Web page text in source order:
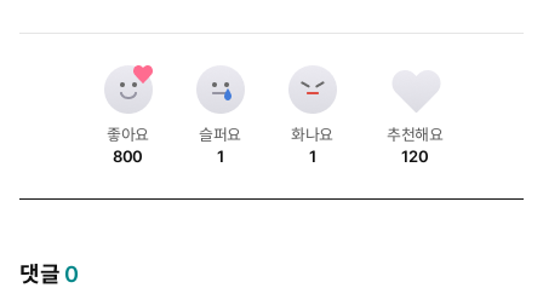
좋아요
800
슬퍼요
1
화나요
1
추천해요
120
댓글 0